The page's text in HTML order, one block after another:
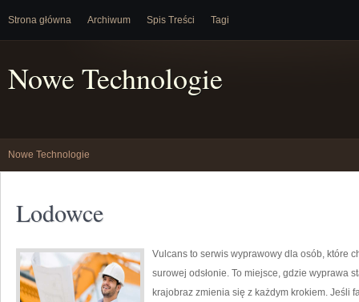
Strona główna Archiwum Spis Treści Tagi
Nowe Technologie
Nowe Technologie
Lodowce
Vulcans to serwis wyprawowy dla osób, które
surowej odsłonie. To miejsce, gdzie wyprawa
krajobraz zmienia się z każdym krokiem. Jeśli